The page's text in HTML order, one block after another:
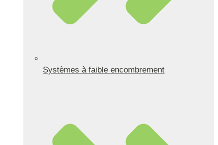
Systèmes à faible encombrement